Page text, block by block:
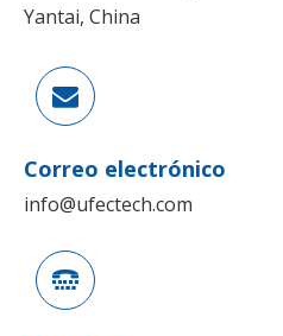
Yantai, China
Correo electrónico
info@ufectech.com